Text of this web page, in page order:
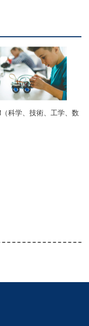
（科学、技術、工学、数